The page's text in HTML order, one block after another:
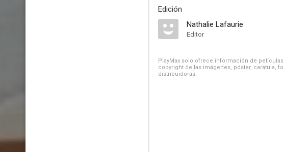
Edición
Nathalie Lafaurie
Editor
PlayMax solo ofrece información de
copyright de las imágenes, póster, carátula,
distribuidoras.